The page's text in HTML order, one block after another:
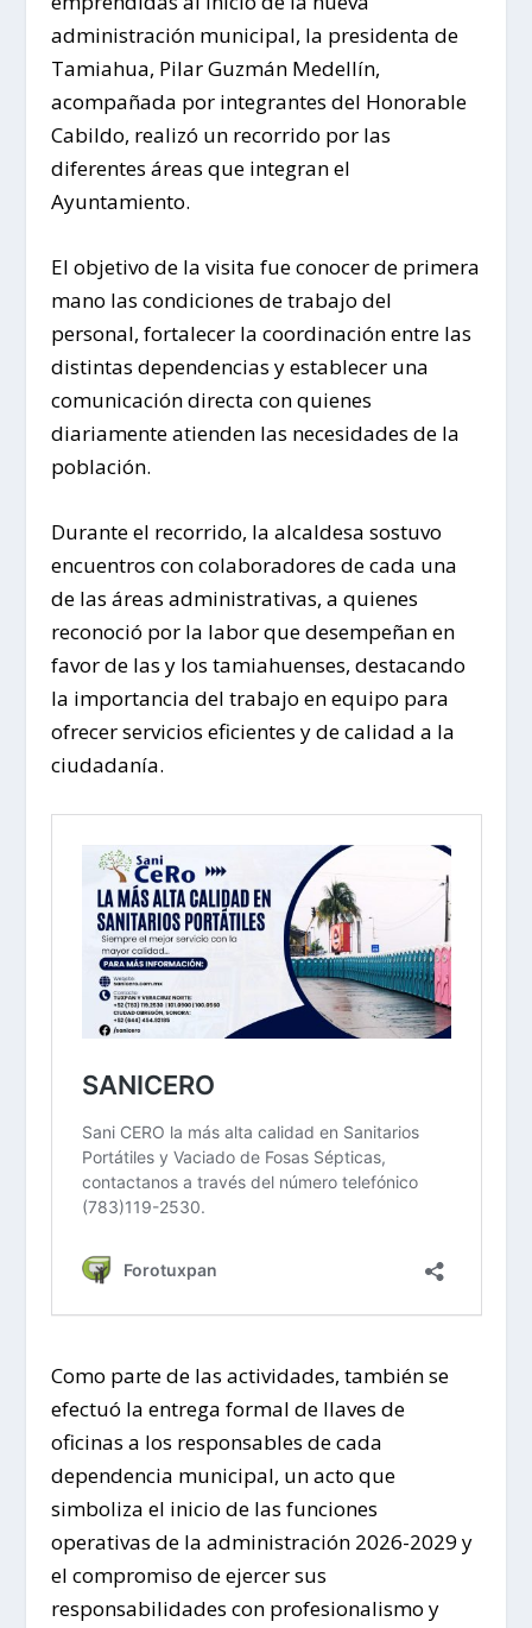
administración municipal, la presidenta de
Tamiahua, Pilar Guzmán Medellín,
acompañada por integrantes del Honorable
Cabildo, realizó un recorrido por las
diferentes áreas que integran el
Ayuntamiento.
El objetivo de la visita fue conocer de primera
mano las condiciones de trabajo del
personal, fortalecer la coordinación entre las
distintas dependencias y establecer una
comunicación directa con quienes
diariamente atienden las necesidades de la
población.
Durante el recorrido, la alcaldesa sostuvo
encuentros con colaboradores de cada una
de las áreas administrativas, a quienes
reconoció por la labor que desempeñan en
favor de las y los tamiahuenses, destacando
la importancia del trabajo en equipo para
ofrecer servicios eficientes y de calidad a la
ciudadanía.
Como parte de las actividades, también se
efectuó la entrega formal de llaves de
oficinas a los responsables de cada
dependencia municipal, un acto que
simboliza el inicio de las funciones
operativas de la administración 2026-2029 y
el compromiso de ejercer sus
responsabilidades con profesionalismo y